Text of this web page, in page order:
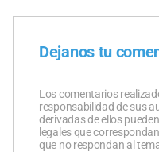
Dejanos tu
Los comentarios
responsabilidad de sus
derivadas de ellos
legales que
que no respondan al